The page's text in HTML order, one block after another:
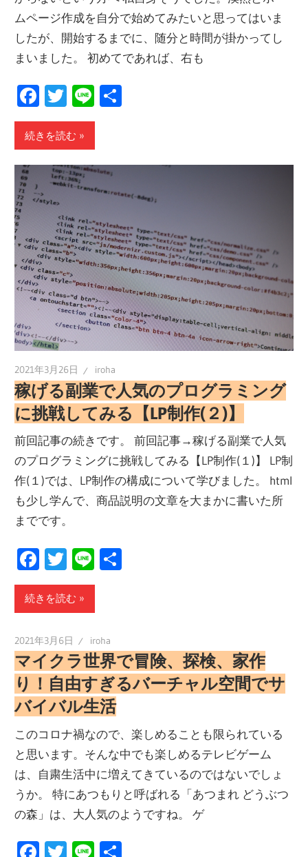
ムページ作成を自分で始めてみたいと思ってはいま
したが、開始するまでに、随分と時間が掛かってし
まいました。 初めてであれば、右も
Facebook
Twitter
Line
続きを読む
2021年3月26日 iroha
稼げる副業で人気のプログラミング
に挑戦してみる【LP制作(２)】
前回記事の続きです。 前回記事→稼げる副業で人気
のプログラミングに挑戦してみる【LP制作(１)】 LP制
作(１)では、LP制作の構成について学びました。 html
も少し学んで、商品説明の文章を大まかに書いた所
までです。
Facebook
Twitter
Line
続きを読む
2021年3月6日 iroha
マイクラ世界で冒険、探検、家作
り！自由すぎるバーチャル空間でサ
バイバル生活
このコロナ禍なので、楽しめることも限られている
と思います。そんな中でも楽しめるテレビゲーム
は、自粛生活中に増えてきているのではないでしょ
うか。 特にあつもりと呼ばれる「あつまれ どうぶつ
の森」は、大人気のようですね。 ゲ